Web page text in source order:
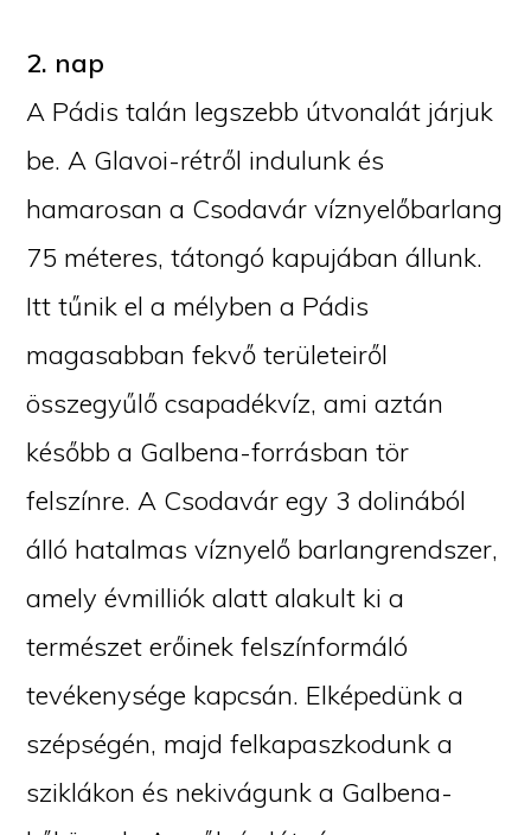
2. nap
A Pádis talán legszebb útvonalát járjuk
be. A Glavoi-rétről indulunk és
hamarosan a Csodavár víznyelőbarlang
75 méteres, tátongó kapujában állunk.
Itt tűnik el a mélyben a Pádis
magasabban fekvő területeiről
összegyűlő csapadékvíz, ami aztán
később a Galbena-forrásban tör
felszínre. A Csodavár egy 3 dolinából
álló hatalmas víznyelő barlangrendszer,
amely évmilliók alatt alakult ki a
természet erőinek felszínformáló
tevékenysége kapcsán. Elképedünk a
szépségén, majd felkapaszkodunk a
sziklákon és nekivágunk a Galbena-